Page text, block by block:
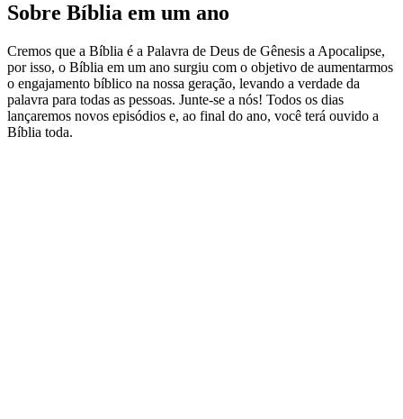
Sobre Bíblia em um ano
Cremos que a Bíblia é a Palavra de Deus de Gênesis a Apocalipse,
por isso, o Bíblia em um ano surgiu com o objetivo de aumentarmos
o engajamento bíblico na nossa geração, levando a verdade da
palavra para todas as pessoas. Junte-se a nós! Todos os dias
lançaremos novos episódios e, ao final do ano, você terá ouvido a
Bíblia toda.